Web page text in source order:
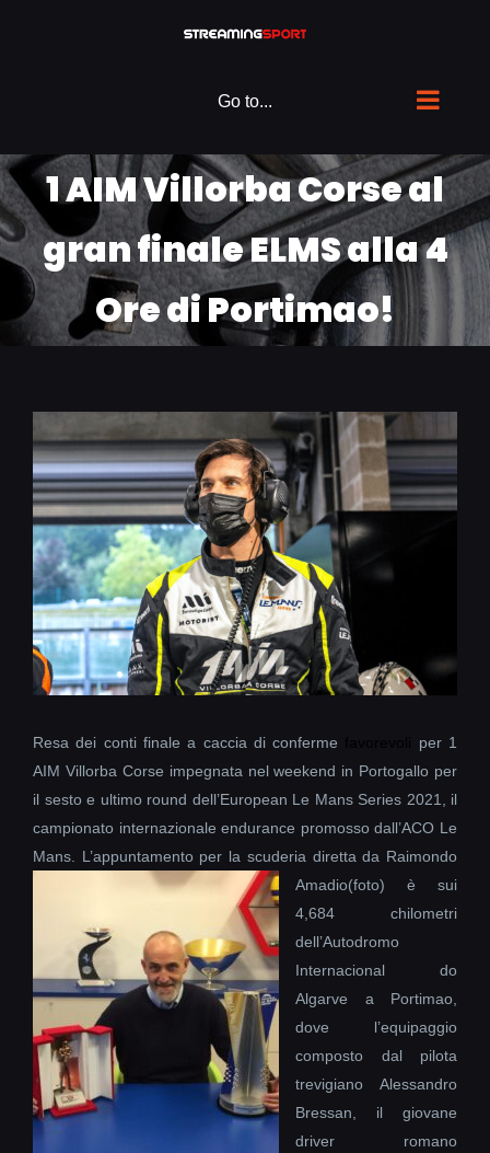
Go to...
1 AIM Villorba Corse al
gran finale ELMS alla 4
Ore di Portimao!
Resa dei conti finale a caccia di conferme
per 1
AIM Villorba Corse impegnata nel weekend in Portogallo per
il sesto e ultimo round dell’European Le Mans Series 2021, il
campionato internazionale endurance promosso dall’ACO Le
Mans. L’appuntamento per la scuderia diretta da Raimondo
Amadio(foto) è sui
4,684 chilometri
dell’Autodromo
Internacional do
Algarve a Portimao,
dove l’equipaggio
composto dal pilota
trevigiano Alessandro
Bressan, il giovane
driver romano